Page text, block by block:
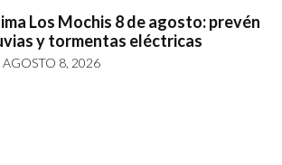
Los Mochis 8 de agosto: prevén
y tormentas eléctricas
AGOSTO 8, 2026